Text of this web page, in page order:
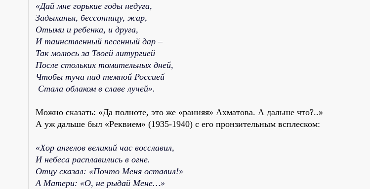
«Дай мне горькие годы недуга,
Задыханья, бессонницу, жар,
Отыми и ребенка, и друга,
И таинственный песенный дар –
Так молюсь за Твоей литургией
После стольких томительных дней,
Чтобы туча над темной Россией
Стала облаком в славе лучей».
Можно сказать: «Да полноте, это же «ранняя» Ахматова. А дальше что?..»
А уж дальше был «Реквием» (1935-1940) с его пронзительным всплеском:
«Хор ангелов великий час восславил,
И небеса расплавились в огне.
Отцу сказал: «Почто Меня оставил!»
А Матери: «О, не рыдай Мене…»